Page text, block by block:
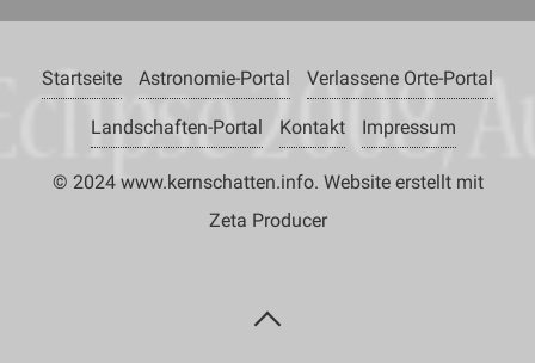
Startseite Astronomie-Portal Verlassene Orte-Portal
Landschaften-Portal Kontakt Impressum
© 2024 www.kernschatten.info. Website erstellt mit
Zeta Producer
N